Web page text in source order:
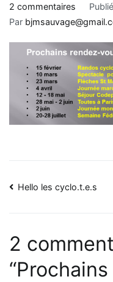
2 commentaires
vous
Par
Navigation
l’article
Hello les cyclo.t.e.s
2
“